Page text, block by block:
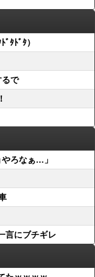
ﾀﾄﾞﾀ）
るで
ろなぁ…」
言にブチギレ